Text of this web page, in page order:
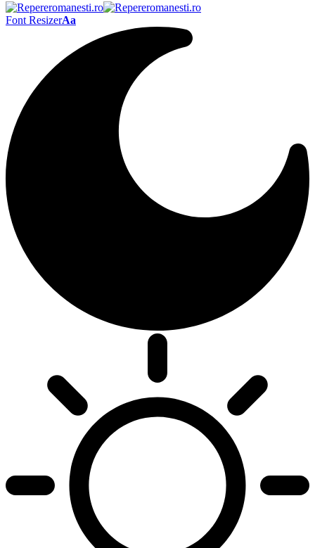
Font ResizerAa